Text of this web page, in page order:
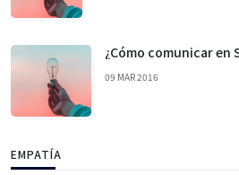
¿Cómo comunicar en
09 MAR 2016
EMPATÍA